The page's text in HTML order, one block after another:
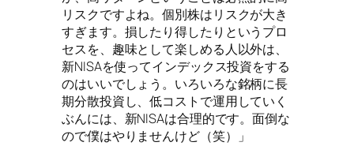
リスクですよね。個別株はリスクが大き
すぎます。損したり得したりというプロ
セスを、趣味として楽しめる人以外は、
新NISAを使ってインデックス投資をする
のはいいでしょう。いろいろな銘柄に長
期分散投資し、低コストで運用していく
ぶんには、新NISAは合理的です。面倒な
ので僕はやりませんけど（笑）」